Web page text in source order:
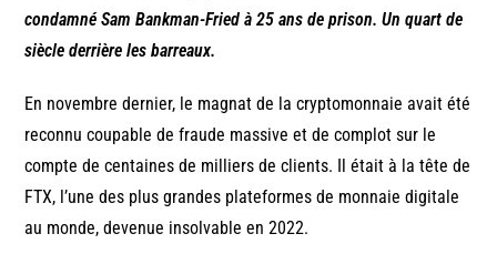
condamné Sam Bankman-Fried à 25 ans de prison. Un quart de
siècle derrière les barreaux.
En novembre dernier, le magnat de la cryptomonnaie avait été
reconnu coupable de fraude massive et de complot sur le
compte de centaines de milliers de clients. Il était à la tête de
FTX, l’une des plus grandes plateformes de monnaie digitale
au monde, devenue insolvable en 2022.